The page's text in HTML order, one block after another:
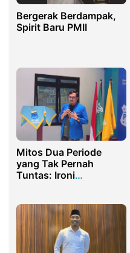
Bergerak Berdampak,
Spirit Baru PMII
Mitos Dua Periode
yang Tak Pernah
Tuntas: Ironi